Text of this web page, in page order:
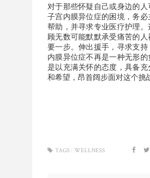
对于那些怀疑自己或身边的人
子宫内膜异位症的困境，务必
帮助，并寻求专业医疗护理。
顾无数可能默默承受痛苦的人
要一步。伸出援手，寻求支持
内膜异位症不再是一种无形的
是以充满关怀的态度，具备充
和希望，昂首阔步面对这个挑
TAGS : WELLNESS